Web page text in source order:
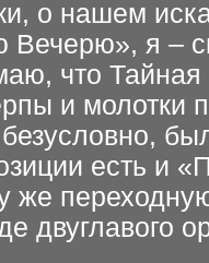
о нашем
Вечерю», я –
что
и молотки
есть и
же
двуглавого